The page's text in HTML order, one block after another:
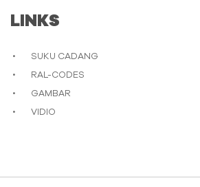
LINKS
SUKU CADANG
RAL-CODES
GAMBAR
VIDIO